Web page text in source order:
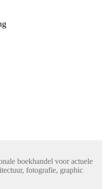
boekhandel voor actuele
fotografie, graphic